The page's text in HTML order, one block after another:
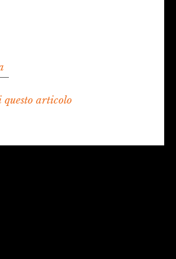
articolo